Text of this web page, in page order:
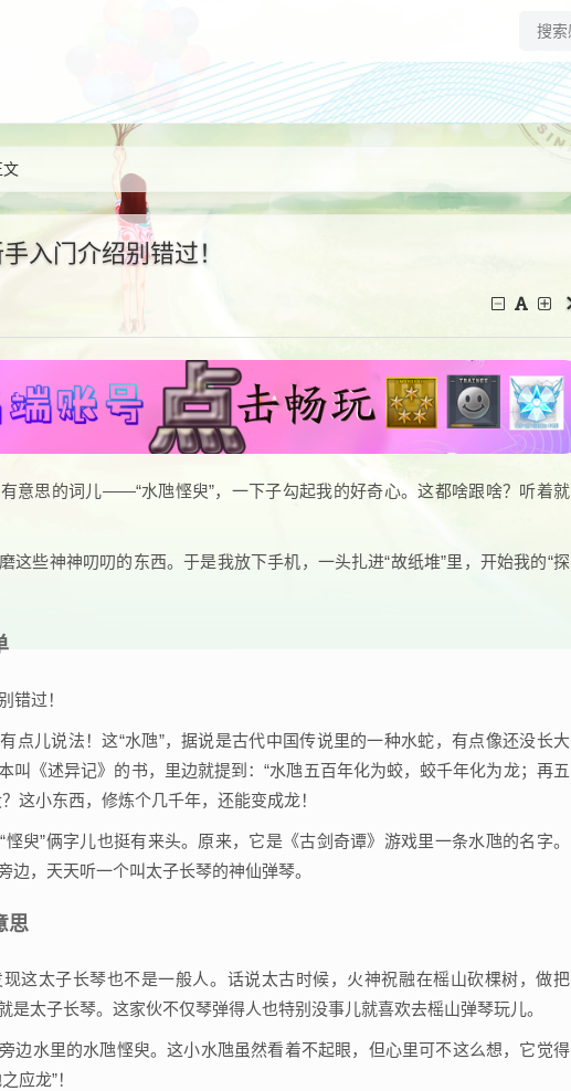
文
入门介绍别错过！
意思的词儿——“水虺悭臾”，一下子勾起我的好奇心。这都啥跟啥？听着就
这些神神叨叨的东西。于是我放下手机，一头扎进“故纸堆”里，开始我的“探
点儿说法！这“水虺”，据说是古代中国传说里的一种水蛇，有点像还没长大
叫《述异记》的书，里边就提到：“水虺五百年化为蛟，蛟千年化为龙；再五
这小东西，修炼个几千年，还能变成龙！
臾”俩字儿也挺有来头。原来，它是《古剑奇谭》游戏里一条水虺的名字。
，天天听一个叫太子长琴的神仙弹琴。
思
这太子长琴也不是一般人。话说太古时候，火神祝融在榣山砍棵树，做把
是太子长琴。这家伙不仅琴弹得人也特别没事儿就喜欢去榣山弹琴玩儿。
边水里的水虺悭臾。这小水虺虽然看着不起眼，但心里可不这么想，它觉得
应龙”！